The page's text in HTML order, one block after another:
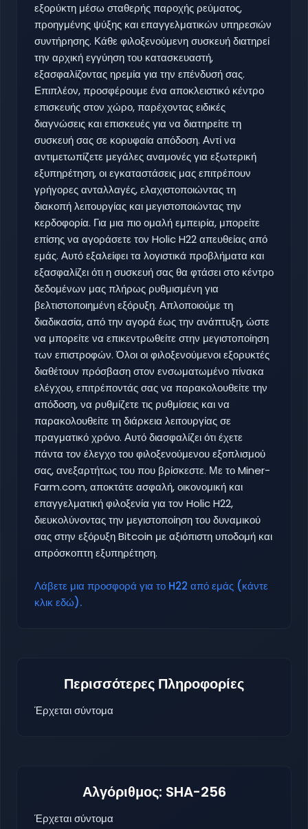
εξορύκτη μέσω σταθερής παροχής ρεύματος,
προηγμένης ψύξης και επαγγελματικών υπηρεσιών
συντήρησης. Κάθε φιλοξενούμενη συσκευή διατηρεί
την αρχική εγγύηση του κατασκευαστή,
εξασφαλίζοντας ηρεμία για την επένδυσή σας.
Επιπλέον, προσφέρουμε ένα αποκλειστικό κέντρο
επισκευής στον χώρο, παρέχοντας ειδικές
διαγνώσεις και επισκευές για να διατηρείτε τη
συσκευή σας σε κορυφαία απόδοση. Αντί να
αντιμετωπίζετε μεγάλες αναμονές για εξωτερική
εξυπηρέτηση, οι εγκαταστάσεις μας επιτρέπουν
γρήγορες ανταλλαγές, ελαχιστοποιώντας τη
διακοπή λειτουργίας και μεγιστοποιώντας την
κερδοφορία. Για μια πιο ομαλή εμπειρία, μπορείτε
επίσης να αγοράσετε τον Holic H22 απευθείας από
εμάς. Αυτό εξαλείφει τα λογιστικά προβλήματα και
εξασφαλίζει ότι η συσκευή σας θα φτάσει στο κέντρο
δεδομένων μας πλήρως ρυθμισμένη για
βελτιστοποιημένη εξόρυξη. Απλοποιούμε τη
διαδικασία, από την αγορά έως την ανάπτυξη, ώστε
να μπορείτε να επικεντρωθείτε στην μεγιστοποίηση
των επιστροφών. Όλοι οι φιλοξενούμενοι εξορυκτές
διαθέτουν πρόσβαση στον ενσωματωμένο πίνακα
ελέγχου, επιτρέποντάς σας να παρακολουθείτε την
απόδοση, να ρυθμίζετε τις ρυθμίσεις και να
παρακολουθείτε τη διάρκεια λειτουργίας σε
πραγματικό χρόνο. Αυτό διασφαλίζει ότι έχετε
πάντα τον έλεγχο του φιλοξενούμενου εξοπλισμού
σας, ανεξαρτήτως του που βρίσκεστε. Με το Miner-
Farm.com, αποκτάτε ασφαλή, οικονομική και
επαγγελματική φιλοξενία για τον Holic H22,
διευκολύνοντας την μεγιστοποίηση του δυναμικού
σας στην εξόρυξη Bitcoin με αξιόπιστη υποδομή και
απρόσκοπτη εξυπηρέτηση.
Λάβετε μια προσφορά για το H22 από εμάς (κάντε
κλικ εδώ).
Περισσότερες Πληροφορίες
Έρχεται σύντομα
Αλγόριθμος: SHA-256
Έρχεται σύντομα